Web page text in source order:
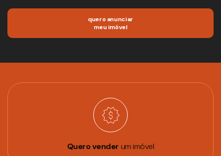
quero anunciar
meu imóvel
Quero vender um imóvel